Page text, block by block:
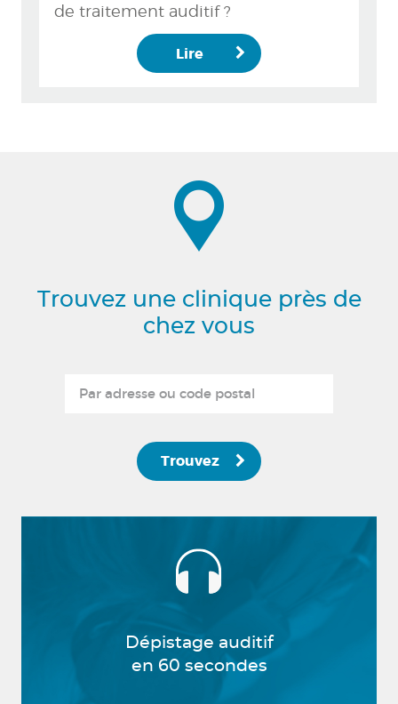
de traitement auditif ?
Lire
Trouvez une clinique près de
chez vous
Trouvez
Dépistage auditif
en 60 secondes